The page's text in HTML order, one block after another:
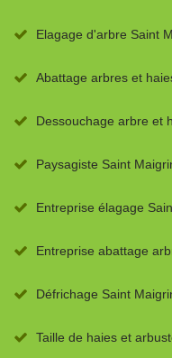
Elagage d'arbre Saint
Abattage arbres et
Dessouchage arbre et
Paysagiste Saint
Entreprise élagage
Entreprise abattage
Défrichage Saint
Taille de haies et